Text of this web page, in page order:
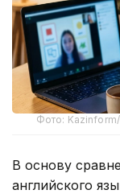
Фото:
В основу
английского